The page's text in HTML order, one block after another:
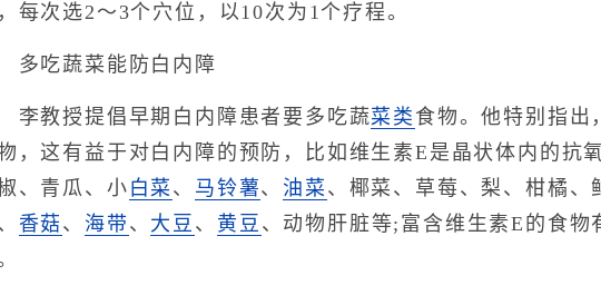
每次选2～3个穴位，以10次为1个疗程。
吃蔬菜能防白内障
教授提倡早期白内障患者要多吃蔬菜类 食物。他特别指出
，这有益于对白内障的预防，比如维生素E是晶状体内的抗
、青瓜、小 白菜 、 马铃薯、 油菜 、椰菜、草莓、梨、柑橘、
香菇 、 海带、 大豆 、 黄豆 、动物肝脏等;富含维生素E的食物